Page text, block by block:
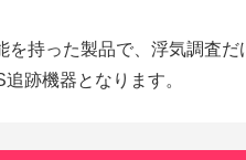
が細かいので助かる
さい。これならバッグにいけそう。
持った製品で、浮気調査だ
跡機器となります。